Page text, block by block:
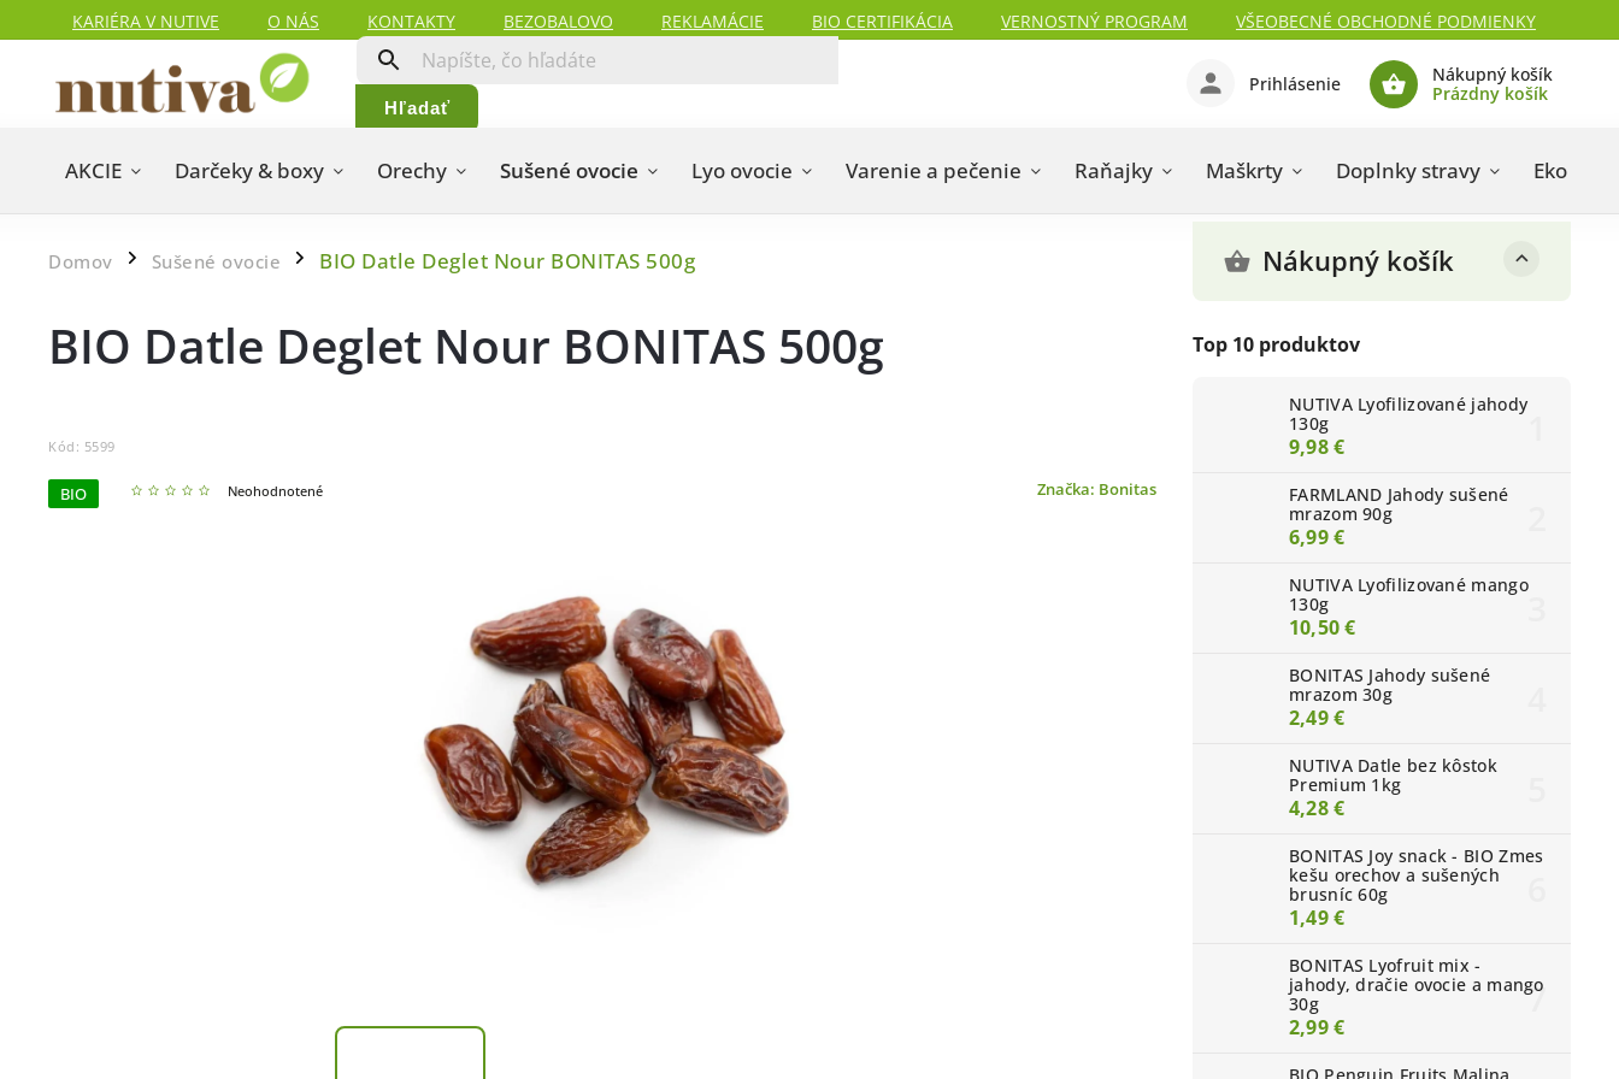
KARIÉRA V NUTIVE O NÁS KONTAKTY BEZOBALOVO REKLAMÁCIE BIO CERTIFIKÁCIA VERNOSTNÝ PROGRAM
VŠEOBECNÉ OBCHODNÉ PODMIENKY
HODNOTENIA ZÁKAZNÍKOV
MAPA SERVERU
Hľadať
Nákupný košík
Prázdny košík
Prihlásenie
AKCIE Darčeky & boxy Orechy Sušené ovocie Lyo ovocie Varenie a pečenie Raňajky Maškrty Doplnky stravy Eko
Domov / Sušené ovocie / BIO Datle Deglet Nour BONITAS 500g Nákupný košík
Top 10 produktov
NUTIVA Lyofilizované jahody
130g
9,98 €
FARMLAND Jahody sušené
mrazom 90g
6,99 €
NUTIVA Lyofilizované mango
130g
10,50 €
BONITAS Jahody sušené
mrazom 30g
2,49 €
NUTIVA Datle bez kôstok
Premium 1kg
4,28 €
BONITAS Joy snack - BIO Zmes
kešu orechov a sušených
brusníc 60g
1,49 €
BONITAS Lyofruit mix -
jahody, dračie ovocie a mango
30g
2,99 €
BIO Datle Deglet Nour BONITAS 500g
Kód: 5599
BIO Neohodnotené Značka: Bonitas